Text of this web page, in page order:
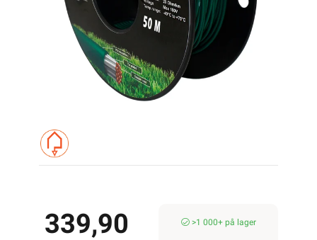
339,90 >1 000+ på lager